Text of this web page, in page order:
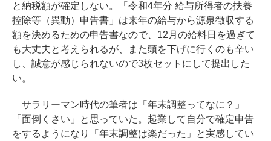
と納税額が確定しない。「令和4年分 給与所得者の扶養
控除等（異動）申告書」は来年の給与から源泉徴収する
額を決めるための申告書なので、12月の給料日を過ぎて
も大丈夫と考えられるが、また頭を下げに行くのも辛い
し、誠意が感じられないので3枚セットにして提出した
い。
サラリーマン時代の筆者は「年末調整ってなに？」
「面倒くさい」と思っていた。起業して自分で確定申告
をするようになり「年末調整は楽だった」と実感してい